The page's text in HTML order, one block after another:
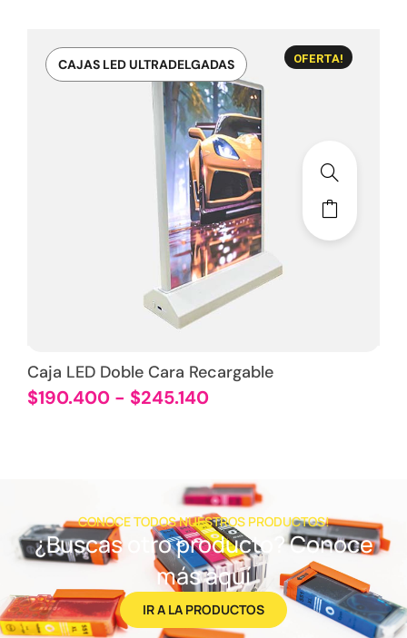
OFERTA!
CAJAS LED ULTRADELGADAS
Caja LED Doble Cara Recargable
$190.400 - $245.140
CONOCE TODOS NUESTROS PRODUCTOS!
¿Buscas otro producto? Conoce
más aquí
IR A LA PRODUCTOS